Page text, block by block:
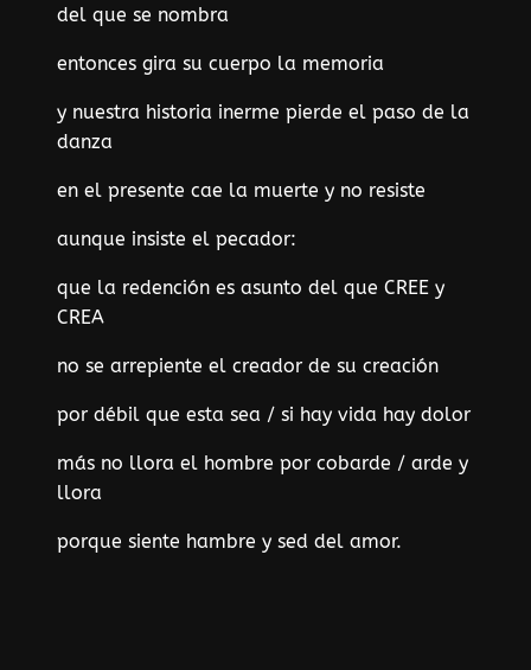
del que se nombra
entonces gira su cuerpo la memoria
y nuestra historia inerme pierde el paso de la
danza
en el presente cae la muerte y no resiste
aunque insiste el pecador:
que la redención es asunto del que CREE y
CREA
no se arrepiente el creador de su creación
por débil que esta sea / si hay vida hay dolor
más no llora el hombre por cobarde / arde y
llora
porque siente hambre y sed del amor.